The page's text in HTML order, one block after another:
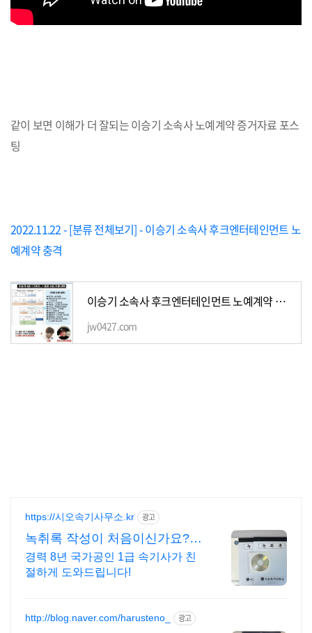
같이 보면 이해가 더 잘되는 이승기 소속사 노예계약 증거자료 포스
팅
2022.11.22 - [분류 전체보기] - 이승기 소속사 후크엔터테인먼트 노
예계약 충격
이승기 소속사 후크엔터테인먼트 노예계약 충격
jw0427.com
https://시오속기사무소.kr 광고
녹취록 작성이 처음이신가요?
비밀 엄수, 온라인 접수
경력 8년 국가공인 1급 속기사가 친
절하게 도와드립니다!
http://blog.naver.com/harusteno_ 광고